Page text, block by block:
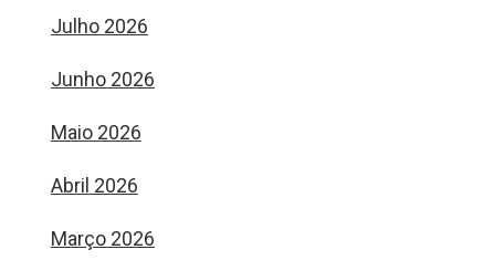
Julho 2026
Junho 2026
Maio 2026
Abril 2026
Março 2026